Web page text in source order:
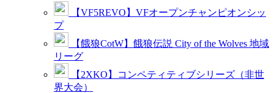
【VF5REVO】VFオープンチャンピオンシッ
プ
【餓狼CotW】餓狼伝説 City of the Wolves 地域
リーグ
【2XKO】コンペティティブシリーズ（非世
界大会）